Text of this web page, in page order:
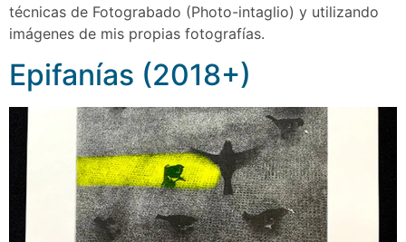
técnicas de Fotograbado (Photo-intaglio) y utilizando
imágenes de mis propias fotografı́as.
Epifanías (2018+)